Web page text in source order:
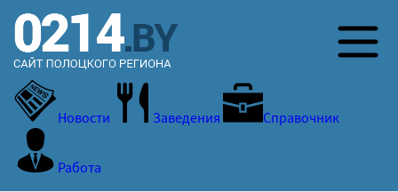
Новости Заведения Справочник
Работа